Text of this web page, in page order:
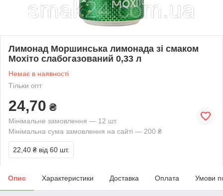
Лимонад Моршинська лимонада зі смаком
Мохіто слабогазований 0,33 л
Немає в наявності
Тільки опт
24,70 ₴
Мінімальне замовлення — 12 шт.
Мінімальна сума замовлення на сайті — 200 ₴
22,40 ₴ від 60 шт.
Опис Характеристики Доставка Оплата Умови